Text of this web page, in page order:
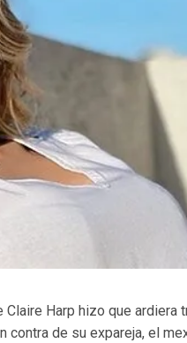
Claire Harp hizo que
de su expareja, el